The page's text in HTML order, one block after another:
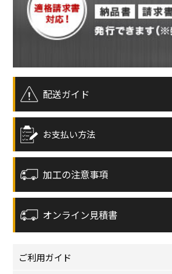
配送ガイド
お支払い方法
加工の注意事項
オンライン見積書
ご利用ガイド